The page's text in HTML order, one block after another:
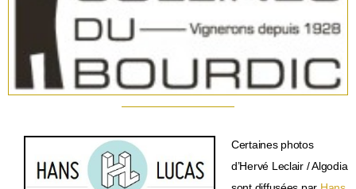
Certaines photos
d’Hervé Leclair / Algodia